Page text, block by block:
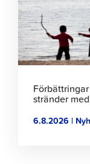
stränder
6.8.2026 |